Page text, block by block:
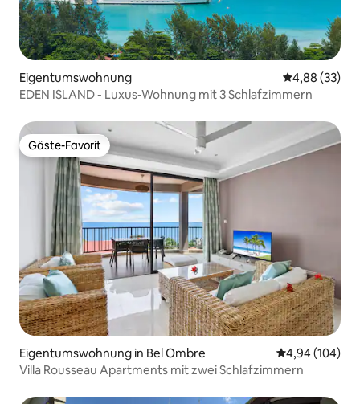
Eigentumswohnung
4,88 (33)
EDEN ISLAND - Luxus-Wohnung mit 3 Schlafzimmern
Gäste-Favorit
Gäste-Favorit
Eigentumswohnung in Bel Ombre
4,94 (104)
Villa Rousseau Apartments mit zwei Schlafzimmern